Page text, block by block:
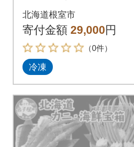
ン・帆立パック160g×
5P C-42085
北海道根室市
寄付金額 29,000円
（0件）
冷凍